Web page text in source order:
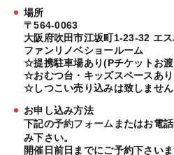
場所
〒564-0063
大阪府吹田市江坂町1-23-32 エ
ファンリノベショールーム
☆提携駐車場あり(Pチケットお
☆おむつ台・キッズスペースあり
☆しつこい売り込みは致しません
お申し込み方法
下記の予約フォーム またはお電
み下さい。
開催日前日までにご予約下さい